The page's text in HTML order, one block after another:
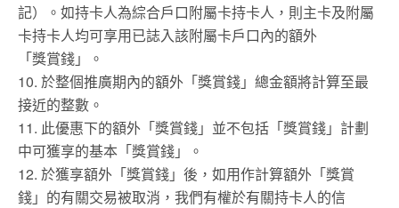
記）。如持卡人為綜合戶口附屬卡持卡人，則主卡及附屬
卡持卡人均可享用已誌入該附屬卡戶口內的額外
「獎賞錢」。
10. 於整個推廣期內的額外「獎賞錢」總金額將計算至最
接近的整數。
11. 此優惠下的額外「獎賞錢」並不包括「獎賞錢」計劃
中可獲享的基本「獎賞錢」。
12. 於獲享額外「獎賞錢」後，如用作計算額外「獎賞
錢」的有關交易被取消，我們有權於有關持卡人的信